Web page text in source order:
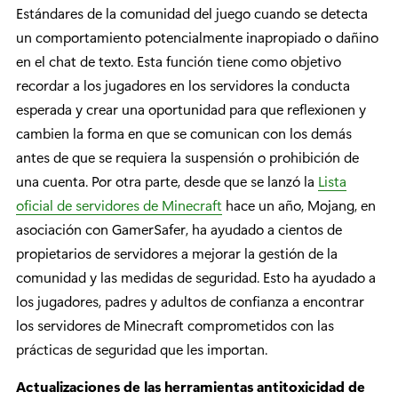
Estándares de la comunidad del juego cuando se detecta
un comportamiento potencialmente inapropiado o dañino
en el chat de texto. Esta función tiene como objetivo
recordar a los jugadores en los servidores la conducta
esperada y crear una oportunidad para que reflexionen y
cambien la forma en que se comunican con los demás
antes de que se requiera la suspensión o prohibición de
una cuenta. Por otra parte, desde que se lanzó la Lista
oficial de servidores de Minecraft hace un año, Mojang, en
asociación con GamerSafer, ha ayudado a cientos de
propietarios de servidores a mejorar la gestión de la
comunidad y las medidas de seguridad. Esto ha ayudado a
los jugadores, padres y adultos de confianza a encontrar
los servidores de Minecraft comprometidos con las
prácticas de seguridad que les importan.
Actualizaciones de las herramientas antitoxicidad de